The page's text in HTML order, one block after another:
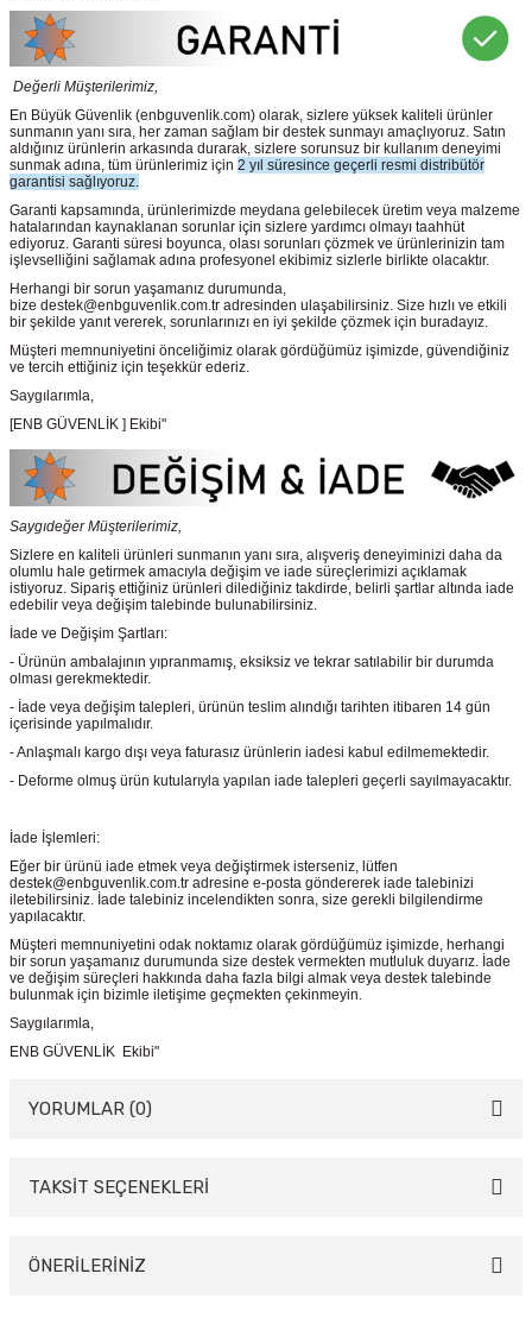
Değerli Müşterilerimiz,
En Büyük Güvenlik (enbguvenlik.com) olarak, sizlere yüksek kaliteli ürünler
sunmanın yanı sıra, her zaman sağlam bir destek sunmayı amaçlıyoruz. Satın
aldığınız ürünlerin arkasında durarak, sizlere sorunsuz bir kullanım deneyimi
sunmak adına, tüm ürünlerimiz için 2 yıl süresince geçerli resmi distribütör
garantisi sağlıyoruz.
Garanti kapsamında, ürünlerimizde meydana gelebilecek üretim veya malzeme
hatalarından kaynaklanan sorunlar için sizlere yardımcı olmayı taahhüt
ediyoruz. Garanti süresi boyunca, olası sorunları çözmek ve ürünlerinizin tam
işlevselliğini sağlamak adına profesyonel ekibimiz sizlerle birlikte olacaktır.
Herhangi bir sorun yaşamanız durumunda,
bize destek@enbguvenlik.com.tr adresinden ulaşabilirsiniz. Size hızlı ve etkili
bir şekilde yanıt vererek, sorunlarınızı en iyi şekilde çözmek için buradayız.
Müşteri memnuniyetini önceliğimiz olarak gördüğümüz işimizde, güvendiğiniz
ve tercih ettiğiniz için teşekkür ederiz.
Saygılarımla,
[ENB GÜVENLİK ] Ekibi"
Saygıdeğer Müşterilerimiz,
Sizlere en kaliteli ürünleri sunmanın yanı sıra, alışveriş deneyiminizi daha da
olumlu hale getirmek amacıyla değişim ve iade süreçlerimizi açıklamak
istiyoruz. Sipariş ettiğiniz ürünleri dilediğiniz takdirde, belirli şartlar altında iade
edebilir veya değişim talebinde bulunabilirsiniz.
İade ve Değişim Şartları:
- Ürünün ambalajının yıpranmamış, eksiksiz ve tekrar satılabilir bir durumda
olması gerekmektedir.
- İade veya değişim talepleri, ürünün teslim alındığı tarihten itibaren 14 gün
içerisinde yapılmalıdır.
- Anlaşmalı kargo dışı veya faturasız ürünlerin iadesi kabul edilmemektedir.
- Deforme olmuş ürün kutularıyla yapılan iade talepleri geçerli sayılmayacaktır.
İade İşlemleri:
Eğer bir ürünü iade etmek veya değiştirmek isterseniz, lütfen
destek@enbguvenlik.com.tr adresine e-posta göndererek iade talebinizi
iletebilirsiniz. İade talebiniz incelendikten sonra, size gerekli bilgilendirme
yapılacaktır.
Müşteri memnuniyetini odak noktamız olarak gördüğümüz işimizde, herhangi
bir sorun yaşamanız durumunda size destek vermekten mutluluk duyarız. İade
ve değişim süreçleri hakkında daha fazla bilgi almak veya destek talebinde
bulunmak için bizimle iletişime geçmekten çekinmeyin.
Saygılarımla,
ENB GÜVENLİK Ekibi"
YORUMLAR (0)
Bu ürüne ilk yorumu siz yapın!
TAKSİT SEÇENEKLERİ
ÖNERİLERİNİZ